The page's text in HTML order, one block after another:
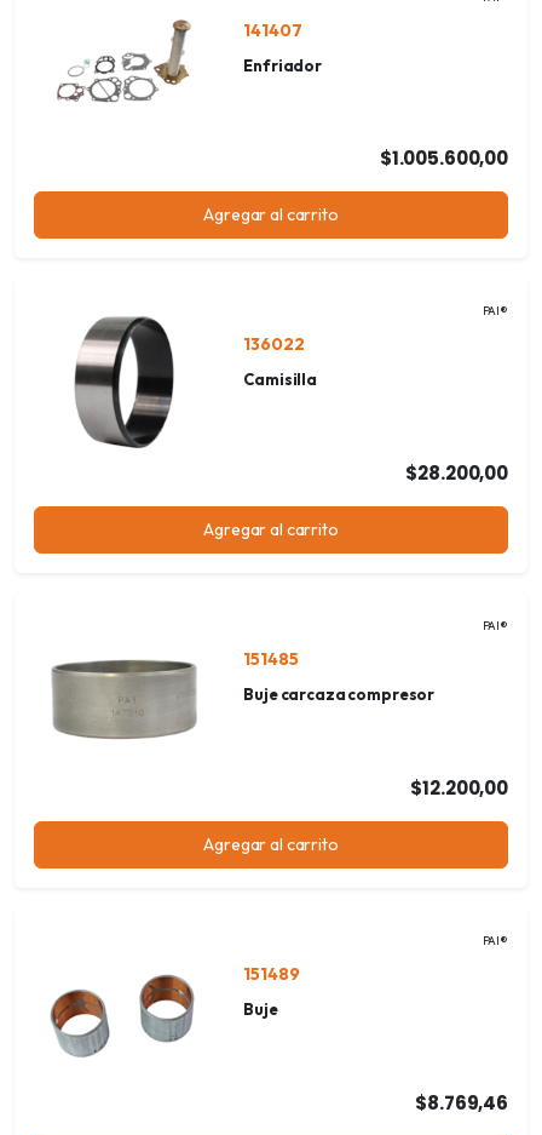
141407
Enfriador
$1.005.600,00
Agregar al carrito
PAI®
136022
Camisilla
$28.200,00
Agregar al carrito
PAI®
151485
Buje carcaza compresor
$12.200,00
Agregar al carrito
PAI®
151489
Buje
$8.769,46